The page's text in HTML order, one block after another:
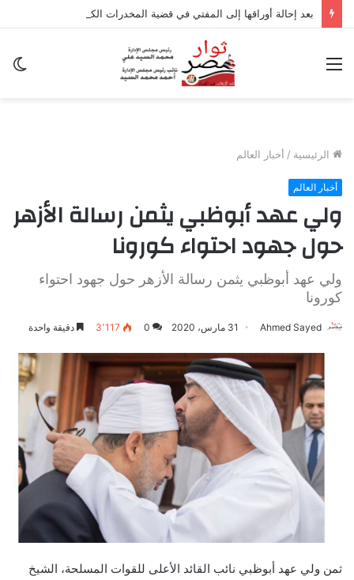
القائمة
الرئيسية / أخبار العالم
أخبار العالم
ولي عهد أبوظبي يثمن رسالة الأزهر
حول جهود احتواء كورونا
ولي عهد أبوظبي يثمن رسالة الأزهر حول جهود احتواء
كورونا
Ahmed Sayed 31 مارس، 2020 0 3٬117 دقيقة واحدة
ثمن ولي عهد أبوظبي نائب القائد الأعلى للقوات المسلحة، الشيخ